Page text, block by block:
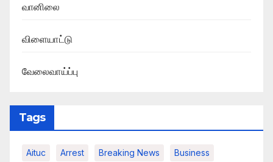
வானிலை
விளையாட்டு
வேலைவாய்ப்பு
Tags
Aituc Arrest Breaking News​ Business